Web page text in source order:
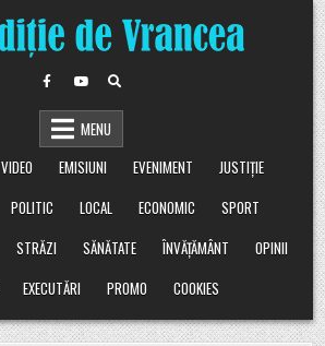
MENU
VIDEO EMISIUNI EVENIMENT
JUSTIȚIE
POLITIC LOCAL ECONOMIC
SPORT
STRĂZI SĂNĂTATE ÎNVĂȚĂMÂNT
OPINII
EXECUTĂRI PROMO COOKIES